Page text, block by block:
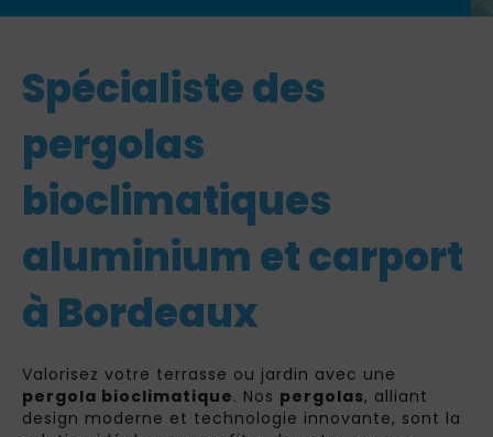
Spécialiste des
pergolas
bioclimatiques
aluminium et carport
à Bordeaux
Valorisez votre terrasse ou jardin avec une
pergola bioclimatique. Nos pergolas, alliant
design moderne et technologie innovante, sont la